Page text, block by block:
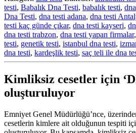
testi, Babalık Dna Testi, babalık testi,
Dna Testi, dna testi adana, dna testi
testi kaç günde çıkar, dna testi kayseri,
dna testi trabzon, dna testi yapan firmalar,
testi, genetik testi, istanbul dna testi,
dna testi, kardeşlik testi, saç teli ile dna
Kimliksiz cesetler için
oluşturuluyor
Emniyet Genel Müdürlüğü’nce,
cesetlerin kimlere ait olduğunun tespiti